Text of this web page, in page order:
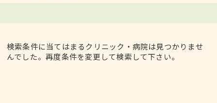
検索条件に当てはまるクリニック・病院は見つかりませ
んでした。再度条件を変更して検索して下さい。